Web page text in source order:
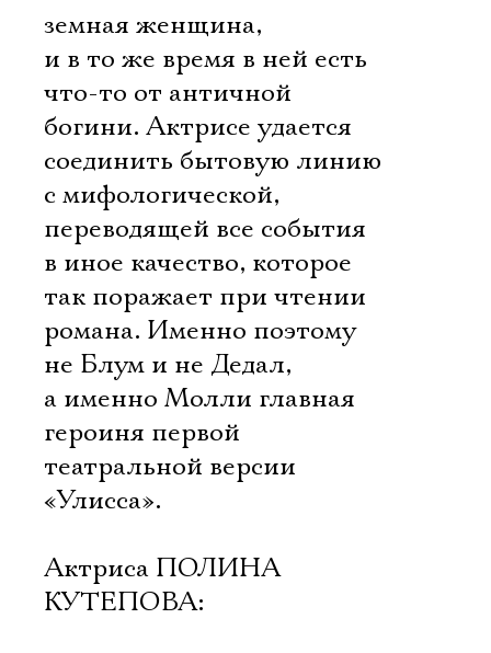
земная женщина,
и в то же время в ней есть
что-то от античной
богини. Актрисе удается
соединить бытовую линию
с мифологической,
переводящей все события
в иное качество, которое
так поражает при чтении
романа. Именно поэтому
не Блум и не Дедал,
а именно Молли главная
героиня первой
театральной версии
«Улисса».
Актриса ПОЛИНА
КУТЕПОВА: